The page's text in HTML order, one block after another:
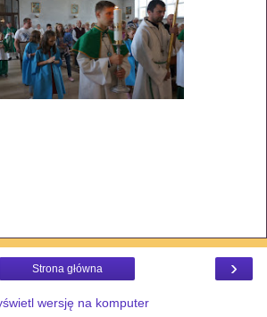
›
Strona główna
wersję na komputer